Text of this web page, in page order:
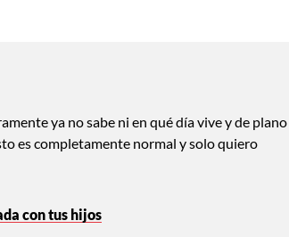
ya no sabe ni en qué día vive y de plano
es completamente normal y solo quiero
con tus hijos